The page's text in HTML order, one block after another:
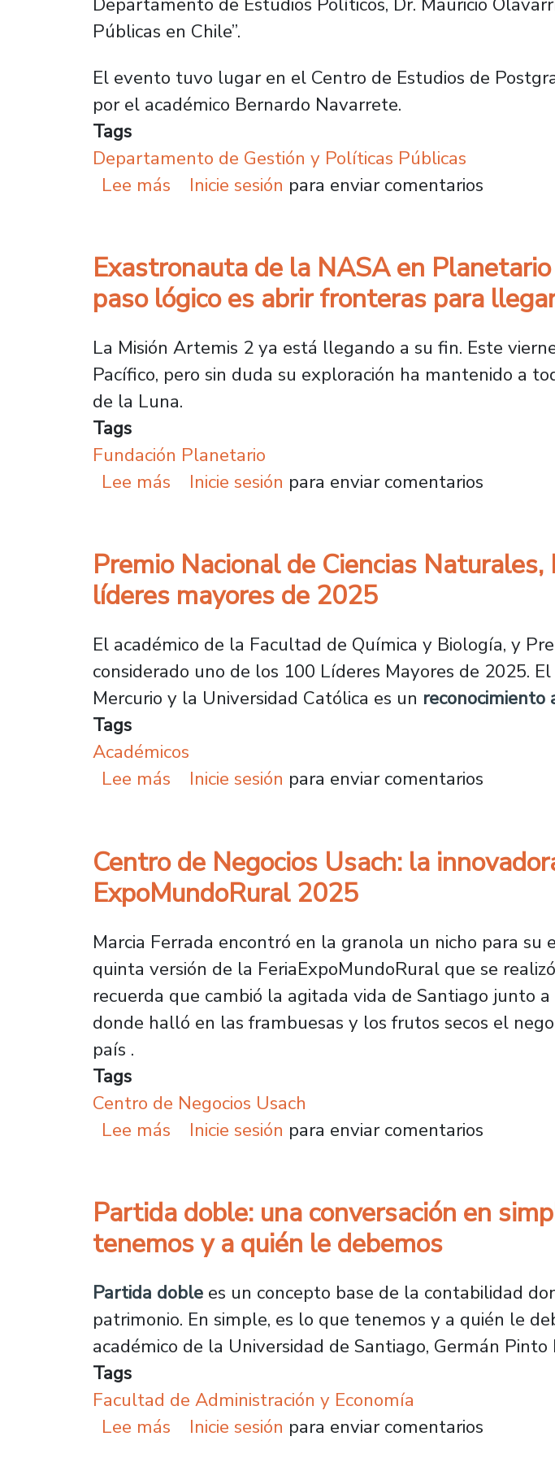
Públicas en Chile”.
El evento tuvo lugar en el Centro de Estudios de
por el académico Bernardo Navarrete.
Tags
Departamento de Gestión y Políticas Públicas
Lee más sobre Académico analiza la consolidación de
Inicie sesión para enviar comentarios
Exastronauta de la NASA en
paso lógico es abrir fronteras para
La Misión Artemis 2 ya está llegando a su fin. Este
Pacífico, pero sin duda su exploración ha mantenido a
de la Luna.
Tags
Fundación Planetario
Lee más sobre Exastronauta de la NASA en
Inicie sesión para enviar comentarios
Premio Nacional de Ciencias
líderes mayores de 2025
El académico de la Facultad de Química y Biología, y
considerado uno de los 100 Líderes Mayores de 2025.
Mercurio y la Universidad Católica es un
Tags
Académicos
Lee más sobre Premio Nacional de Ciencias
Inicie sesión para enviar comentarios
Centro de Negocios Usach: la
ExpoMundoRural 2025
Marcia Ferrada encontró en la granola un nicho para
quinta versión de la FeriaExpoMundoRural que se
recuerda que cambió la agitada vida de Santiago junto
donde halló en las frambuesas y los frutos secos el
país .
Tags
Centro de Negocios Usach
Lee más sobre Centro de Negocios Usach: la
Inicie sesión para enviar comentarios
Partida doble: una conversación en
tenemos y a quién le debemos
Partida doble es un concepto base de la contabilidad
patrimonio. En simple, es lo que tenemos y a quién le
académico de la Universidad de Santiago, Germán Pinto
Tags
Facultad de Administración y Economía
Lee más sobre Partida doble: una conversación en
Inicie sesión para enviar comentarios